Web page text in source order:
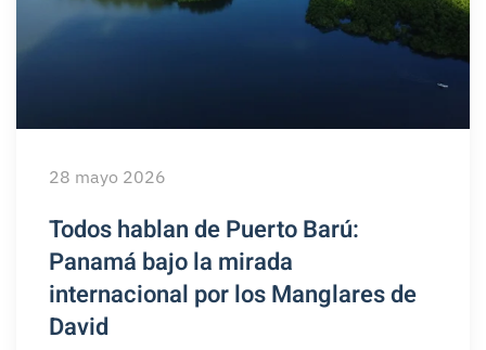
28 mayo 2026
Todos hablan de Puerto Barú:
Panamá bajo la mirada
internacional por los Manglares de
David